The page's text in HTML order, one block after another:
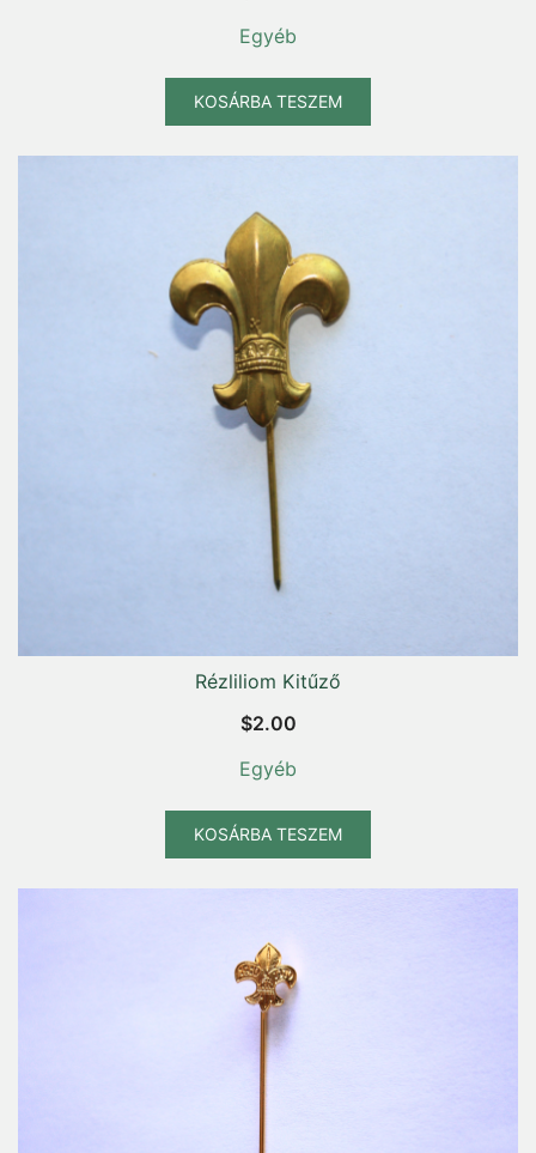
Egyéb
KOSÁRBA TESZEM
Rézliliom Kitűző
$2.00
Egyéb
KOSÁRBA TESZEM